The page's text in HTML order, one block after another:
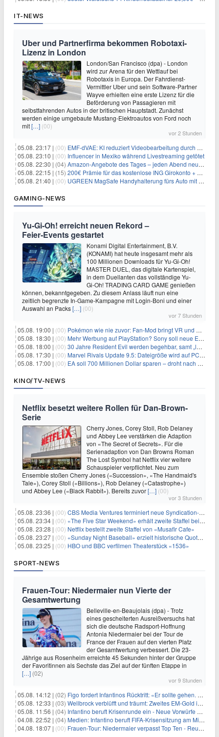
IT-NEWS
Uber und Partnerfirma bekommen Robotaxi-
Lizenz in London
London/San Francisco (dpa) - London
wird zur Arena für den Wettlauf bei
Robotaxis in Europa. Der Fahrdienst-
Vermittler Uber und sein Software-Partner
Wayve erhielten eine erste Lizenz für die
Beförderung von Passagieren mit
selbstfahrenden Autos in der britischen Hauptstadt. Zunächst
werden einige umgebaute Mustang-Elektroautos von Ford noch
mit[…] (00)
vor 2 Stunden
05.08. 23:17 | (00) EMF-dVAE: KI reduziert Videobearbeitung durch audio-gesteuerte Bildauswahl um 65%
05.08. 23:10 | (00) Influencer in Mexiko während Livestreaming getötet
05.08. 22:30 | (04) Amazon-Angebote des Tages – jeden Abend neue Deals zum Stöbern
05.08. 22:15 | (15) 200€ Prämie für das kostenlose ING Girokonto + gratis Visa + 3,75% Zinsen
05.08. 21:40 | (00) UGREEN MagSafe Handyhalterung fürs Auto mit 20 N52-Magneten für 7,96€
GAMING-NEWS
Yu‑Gi‑Oh! erreicht neuen Rekord –
Feier‑Events gestartet
Konami Digital Entertainment, B.V.
(KONAMI) hat heute insgesamt mehr als
100 Millionen Downloads für Yu-Gi-Oh!
MASTER DUEL, das digitale Kartenspiel,
in dem Duellanten das vollständige Yu-
Gi-Oh! TRADING CARD GAME genießen
können, bekanntgegeben. Zu diesem Anlass läuft nun eine
zeitlich begrenzte In-Game-Kampagne mit Login-Boni und einer
Auswahl an Packs[…] (00)
vor 7 Stunden
05.08. 19:00 | (00) Pokémon wie nie zuvor: Fan-Mod bringt VR und Ego-Perspektive nach Kanto
05.08. 18:30 | (00) Mehr Werbung auf PlayStation? Sony soll neue Einnahmequellen prüfen
05.08. 18:00 | (00) 30 Jahre Resident Evil werden begehbar, samt „lebensgroßem Leon“
05.08. 17:30 | (00) Marvel Rivals Update 9.5: Dateigröße wird auf PC und Konsolen deutlich reduziert
05.08. 17:00 | (00) EA soll 700 Millionen Dollar sparen – droht nach der Übernahme die nächste Entlassungswelle?
KINO/TV-NEWS
Netflix besetzt weitere Rollen für Dan-Brown-
Serie
Cherry Jones, Corey Stoll, Rob Delaney
und Abbey Lee verstärken die Adaption
von «The Secret of Secrets». Für die
Serienadaption von Dan Browns Roman
The Lost Symbol hat Netflix vier weitere
Schauspieler verpflichtet. Neu zum
Ensemble stoßen Cherry Jones («Succession», «The Handmaid's
Tale»), Corey Stoll («Billions»), Rob Delaney («Catastrophe»)
und Abbey Lee («Black Rabbit»). Bereits zuvor[…] (00)
vor 3 Stunden
05.08. 23:36 | (00) CBS Media Ventures terminiert neue Syndication-Formate
05.08. 23:34 | (00) «The Five Star Weekend» erhält zweite Staffel bei Peacock
05.08. 23:28 | (00) Netflix bestellt zweite Staffel von «Musafir Cafe»
05.08. 23:27 | (00) «Sunday Night Baseball» erzielt historische Quotenserie für NBC
05.08. 23:25 | (00) HBO und BBC verfilmen Theaterstück «1536»
SPORT-NEWS
Frauen-Tour: Niedermaier nun Vierte der
Gesamtwertung
Belleville-en-Beaujolais (dpa) - Trotz
eines gescheiterten Ausreißversuchs hat
sich die deutsche Radsport-Hoffnung
Antonia Niedermaier bei der Tour de
France der Frauen auf den vierten Platz
der Gesamtwertung verbessert. Die 23-
Jährige aus Rosenheim erreichte 45 Sekunden hinter der Gruppe
der Favoritinnen als Sechste das Ziel auf der fünften Etappe in
[…] (02)
vor 9 Stunden
05.08. 14:12 | (02) Figo fordert Infantinos Rücktritt: «Er sollte gehen. Jetzt»
05.08. 12:33 | (03) Wellbrock verblüfft und träumt: Zweites EM-Gold in Paris
05.08. 11:56 | (04) Infantino beruft Krisenrunde ein - Neue Vorwürfe gegen FIFA
04.08. 22:52 | (04) Medien: Infantino beruft FIFA-Krisensitzung am Mittwoch ein
04.08. 18:07 | (00) Frauen-Tour: Niedermaier verpasst Top Ten - Reusser siegt